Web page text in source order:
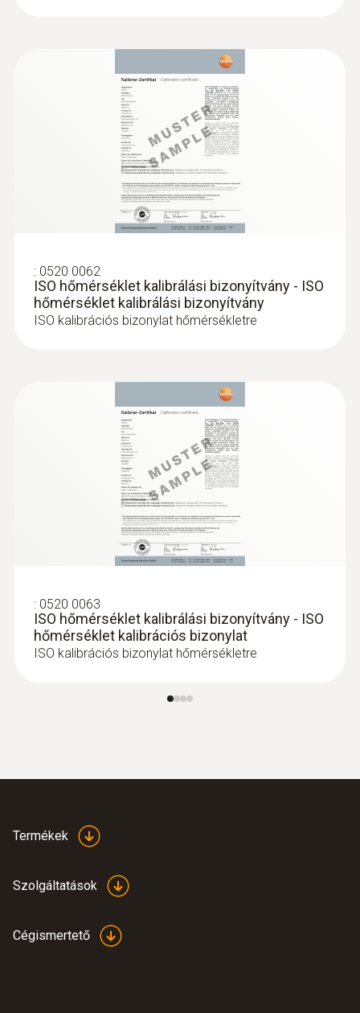
: 0520 0062
ISO hőmérséklet kalibrálási bizonyítvány - ISO
hőmérséklet kalibrálási bizonyítvány
ISO kalibrációs bizonylat hőmérsékletre
: 0520 0063
ISO hőmérséklet kalibrálási bizonyítvány - ISO
hőmérséklet kalibrációs bizonylat
ISO kalibrációs bizonylat hőmérsékletre
Termékek
Szolgáltatások
Cégismertető